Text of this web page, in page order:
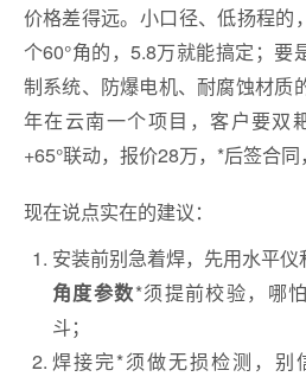
价格差得远。小口径、低扬程的
个60°角的，5.8万就能搞定；要
制系统、防爆电机、耐腐蚀材质
年在云南一个项目，客户要双
+65°联动，报价28万，*后签合同
现在说点实在的建议：
安装前别急着焊，先用水平
角度参数*须提前校验，哪
斗；
焊接完*须做无损检测，别